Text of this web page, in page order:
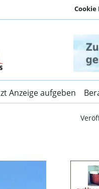
Cookie
Anzeige aufgeben